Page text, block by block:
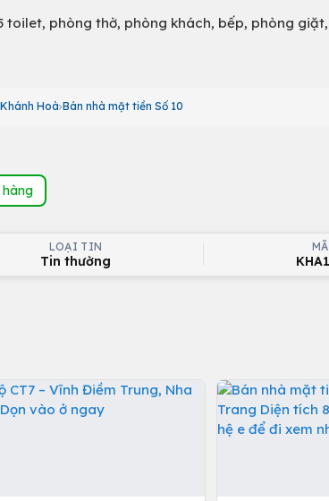
toilet, phòng thờ, phòng khách, bếp, phòng giặt,
Hoà Bán nhà mặt tiền Số 10
LOẠI TIN
Tin thường